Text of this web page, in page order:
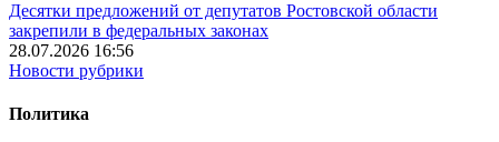
Десятки предложений от депутатов Ростовской области
закрепили в федеральных законах
28.07.2026 16:56
Новости рубрики
Политика